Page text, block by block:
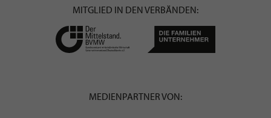
MITGLIED IN DEN VERBÄNDEN:
MEDIENPARTNER VON: